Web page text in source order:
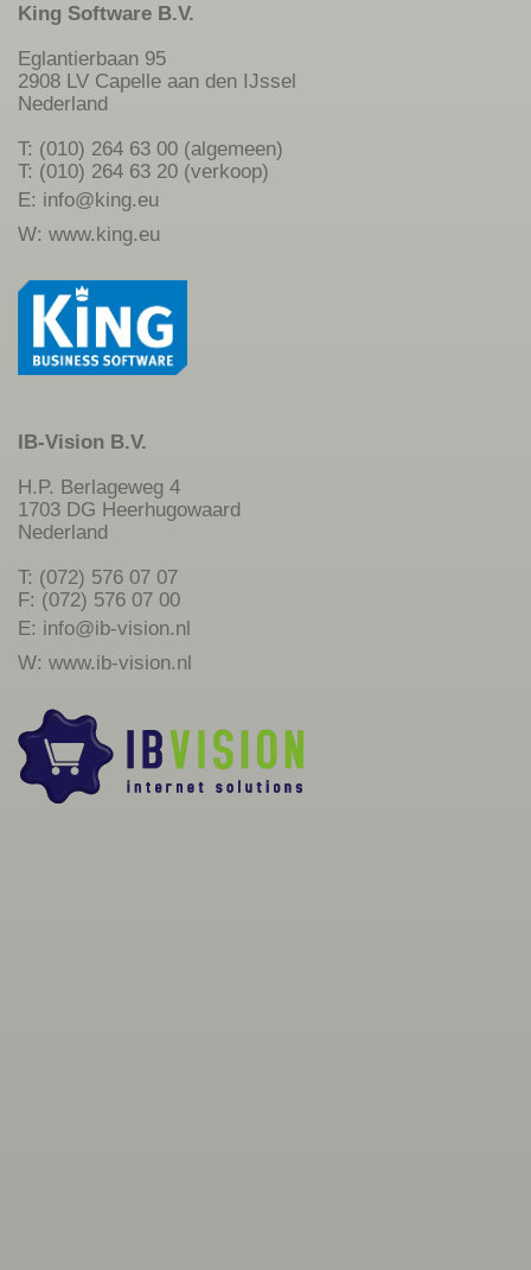
King Software B.V.
Eglantierbaan 95
2908 LV Capelle aan den IJssel
Nederland
T: (010) 264 63 00 (algemeen)
T: (010) 264 63 20 (verkoop)
E: info@king.eu
W: www.king.eu
IB-Vision B.V.
H.P. Berlageweg 4
1703 DG Heerhugowaard
Nederland
T: (072) 576 07 07
F: (072) 576 07 00
E: info@ib-vision.nl
W: www.ib-vision.nl